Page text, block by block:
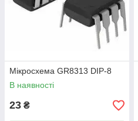
Мікросхема GR8313 DIP-8
В наявності
23 ₴